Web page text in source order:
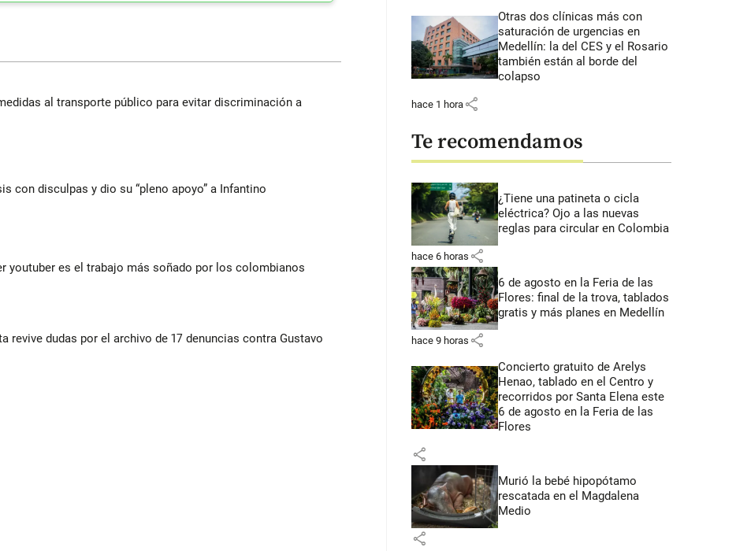
al transporte público para evitar discriminación a
con disculpas y dio su “pleno apoyo” a Infantino
youtuber es el trabajo más soñado por los colombianos
revive dudas por el archivo de 17 denuncias contra Gustavo
Otras dos clínicas más con
saturación de urgencias en
Medellín: la del CES y el Rosario
también están al borde del
colapso
hace 1 hora share
Te recomendamos
¿Tiene una patineta o cicla
eléctrica? Ojo a las nuevas
reglas para circular en Colombia
hace 6 horas share
6 de agosto en la Feria de las
Flores: final de la trova, tablados
gratis y más planes en Medellín
hace 9 horas share
Concierto gratuito de Arelys
Henao, tablado en el Centro y
recorridos por Santa Elena este
6 de agosto en la Feria de las
Flores
share
Murió la bebé hipopótamo
rescatada en el Magdalena
Medio
share